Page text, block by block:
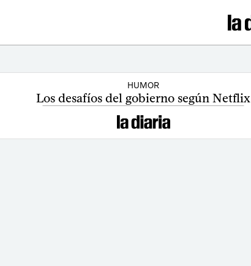
HUMOR
Los desafíos del gobierno según Netflix